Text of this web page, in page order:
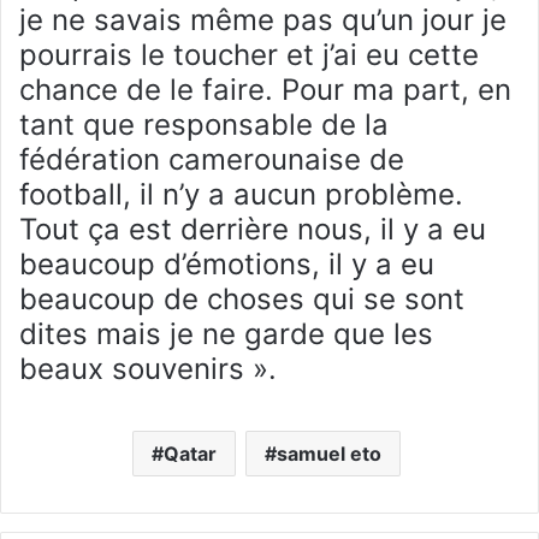
je ne savais même pas qu’un jour je
pourrais le toucher et j’ai eu cette
chance de le faire. Pour ma part, en
tant que responsable de la
fédération camerounaise de
football, il n’y a aucun problème.
Tout ça est derrière nous, il y a eu
beaucoup d’émotions, il y a eu
beaucoup de choses qui se sont
dites mais je ne garde que les
beaux souvenirs ».
Qatar samuel eto